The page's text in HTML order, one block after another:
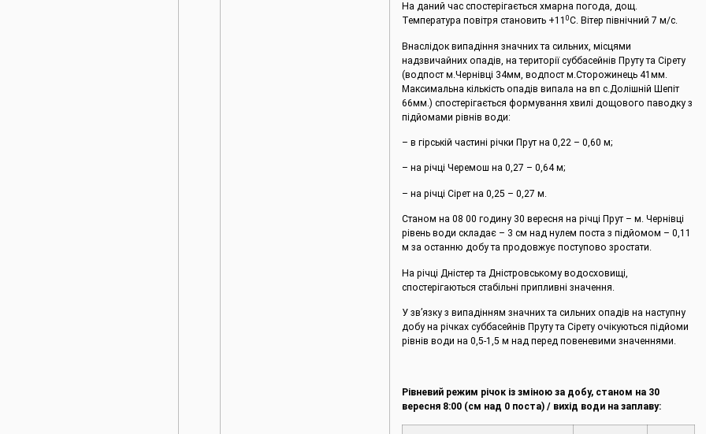
На даний час спостерігається хмарна погода, дощ.
Температура повітря становить +110С. Вітер північний 7 м/с.
Внаслідок випадіння значних та сильних, місцями
надзвичайних опадів, на території суббасейнів Пруту та Сірету
(водпост м.Чернівці 34мм, водпост м.Сторожинець 41мм.
Максимальна кількість опадів випала на вп с.Долішній Шепіт
66мм.) спостерігається формування хвилі дощового паводку з
підйомами рівнів води:
– в гірській частині річки Прут на 0,22 – 0,60 м;
– на річці Черемош на 0,27 – 0,64 м;
– на річці Сірет на 0,25 – 0,27 м.
Станом на 08 00 годину 30 вересня на річці Прут – м. Чернівці
рівень води складає – 3 см над нулем поста з підйомом – 0,11
м за останню добу та продовжує поступово зростати.
На річці Дністер та Дністровському водосховищі,
спостерігаються стабільні припливні значення.
У зв’язку з випадінням значних та сильних опадів на наступну
добу на річках суббасейнів Пруту та Сірету очікуються підйоми
рівнів води на 0,5-1,5 м над перед повеневими значеннями.
Рівневий режим річок із зміною за добу, станом на 30
вересня 8:00 (см над 0 поста) / вихід води на заплаву: